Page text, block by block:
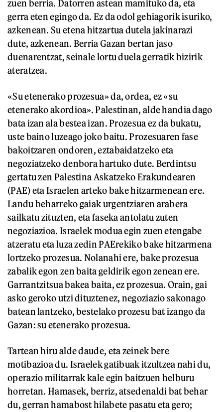
zuen berria. Datorren astean mamituko da, eta
gerra eten egingo da. Ez da odol gehiagorik isuriko,
azkenean. Su etena hitzartua dutela jakinarazi
dute, azkenean. Berria Gazan bertan jaso
duenarentzat, seinale lortu duela gerratik bizirik
ateratzea.
«Su etenerako prozesua» da, ordea, ez «su
etenerako akordioa». Palestinan, alde handia dago
bata izan ala bestea izan. Prozesua ez da bukatu,
uste baino luzeago joko baitu. Prozesuaren fase
bakoitzaren ondoren, eztabaidatzeko eta
negoziatzeko denbora hartuko dute. Berdintsu
gertatu zen Palestina Askatzeko Erakundearen
(PAE) eta Israelen arteko bake hitzarmenean ere.
Landu beharreko gaiak urgentziaren arabera
sailkatu zituzten, eta faseka antolatu zuten
negoziazioa. Israelek modua egin zuen etengabe
atzeratu eta luza zedin PAErekiko bake hitzarmena
lortzeko prozesua. Nolanahi ere, bake prozesua
zabalik egon zen baita geldirik egon zenean ere.
Garrantzitsua bakea baita, ez prozesua. Orain, gai
asko geroko utzi dituztenez, negoziazio sakonago
batean lantzeko, bestelako prozesu bat izango da
Gazan: su etenerako prozesua.
Tartean hiru alde daude, eta zeinek bere
motibazioa du. Israelek gatibuak itzultzea nahi du,
operazio militarrak kale egin baitzuen helburu
horretan. Hamasek, berriz, atsedenaldi bat behar
du, gerran hamabost hilabete pasatu eta gero;